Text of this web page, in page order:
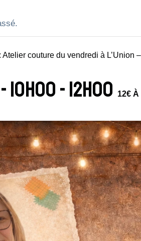
Atelier couture du vendredi à L’Union
10h00-12h00 12€ À